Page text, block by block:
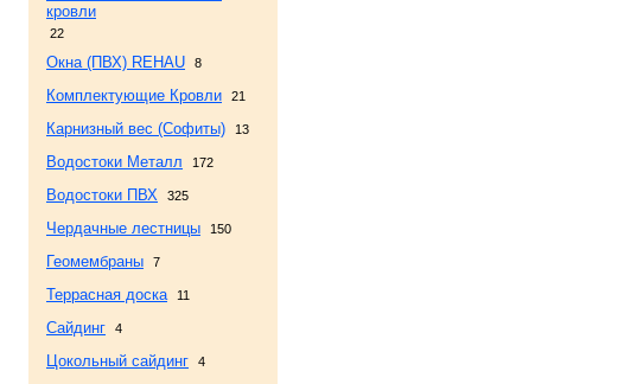
кровли
22
Окна (ПВХ) REHAU 8
Комплектующие Кровли 21
Карнизный вес (Софиты) 13
Водостоки Металл 172
Водостоки ПВХ 325
Чердачные лестницы 150
Геомембраны 7
Террасная доска 11
Сайдинг 4
Цокольный сайдинг 4